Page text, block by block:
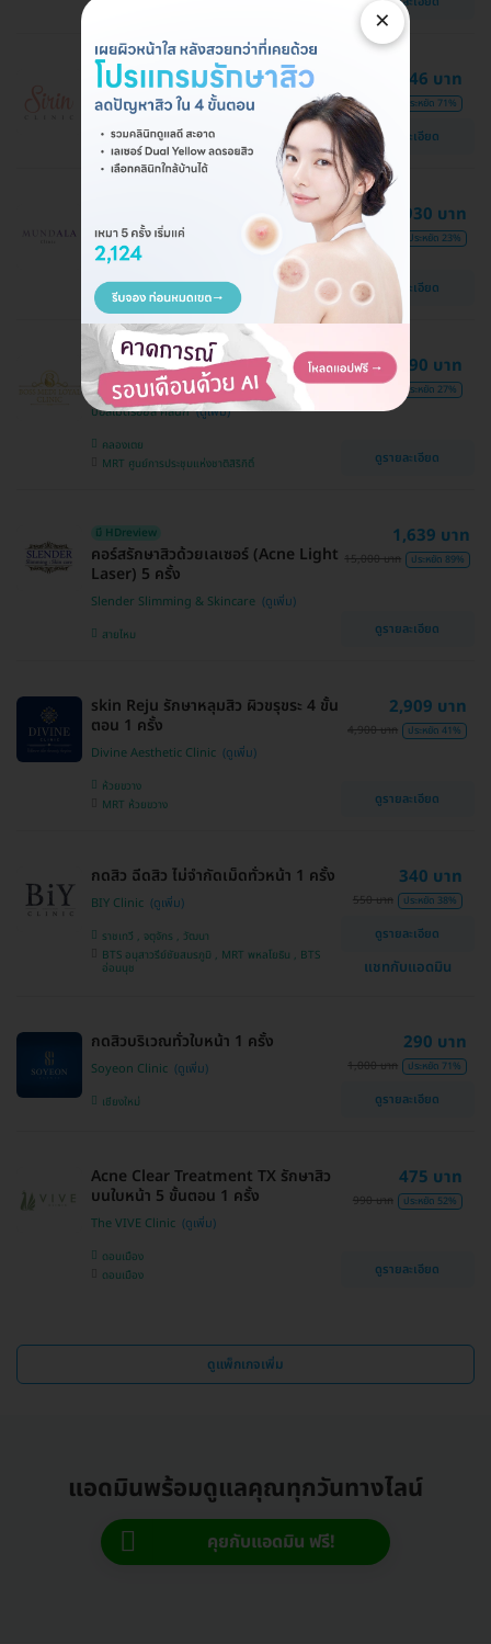
กดสิวไม่จำกัดเม็ดทั่วใบหน้า 1 ครั้ง
Sirin Clinic
ประเวศ
146 บาท
500 บาท ประหยัด 71%
ดูรายละเอียด
รักษาสิวหน้า (Acne Care 4 Step) 4
ขั้นตอน
Mundala Clinic
บางแค , บางขุนเทียน
1,930 บาท
2,500 บาท ประหยัด 23%
ดูรายละเอียด
กดสิว ฉีดสิว ไม่จำกัดเม็ด บริเวณใบหน้า
1 ครั้ง
บอสเมดิรอยัล คลินิก
คลองเตย
MRT ศูนย์การประชุมแห่งชาติสิริกิติ์
290 บาท
399 บาท ประหยัด 27%
ดูรายละเอียด
มี HDreview
คอร์สรักษาสิวด้วยเลเซอร์ (Acne Light
Laser) 5 ครั้ง
Slender Slimming & Skincare
สายไหม
1,639 บาท
15,000 บาท ประหยัด 89%
ดูรายละเอียด
skin Reju รักษาหลุมสิว ผิวขรุขระ 4 ขั้น
ตอน 1 ครั้ง
Divine Aesthetic Clinic
ห้วยขวาง
MRT ห้วยขวาง
2,909 บาท
4,900 บาท ประหยัด 41%
ดูรายละเอียด
กดสิว ฉีดสิว ไม่จำกัดเม็ดทั่วหน้า 1 ครั้ง
BIY Clinic
ราชเทวี , จตุจักร , วัฒนา
BTS อนุสาวรีย์ชัยสมรภูมิ , MRT พหลโยธิน , BTS
อ่อนนุช
340 บาท
550 บาท ประหยัด 38%
ดูรายละเอียด
แชทกับแอดมิน
กดสิวบริเวณทั่วใบหน้า 1 ครั้ง
Soyeon Clinic
เชียงใหม่
290 บาท
1,000 บาท ประหยัด 71%
ดูรายละเอียด
Acne Clear Treatment TX รักษาสิว
บนใบหน้า 5 ขั้นตอน 1 ครั้ง
The VIVE Clinic
ดอนเมือง
ดอนเมือง
475 บาท
990 บาท ประหยัด 52%
ดูรายละเอียด
ดูแพ็กเกจเพิ่ม
แอดมินพร้อมดูแลคุณทุกวันทางไลน์
คุยกับแอดมิน ฟรี!
×